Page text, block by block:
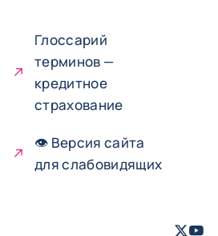
Глоссарий
терминов —
кредитное
страхование
👁 Версия сайта
для слабовидящих
Twitter